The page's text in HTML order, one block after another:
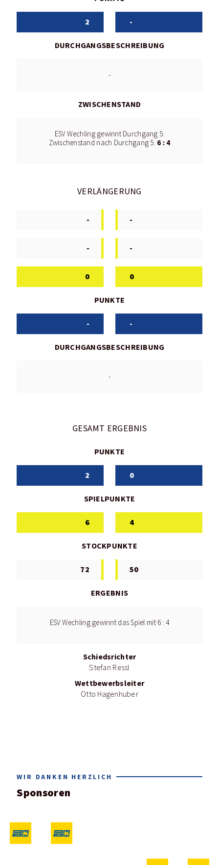
2 -
DURCHGANGSBESCHREIBUNG
-
ZWISCHENSTAND
ESV Wechling gewinnt Durchgang 5.
Zwischenstand nach Durchgang 5: 6 : 4
VERLÄNGERUNG
- -
- -
0 0
PUNKTE
- -
DURCHGANGSBESCHREIBUNG
-
GESAMT ERGEBNIS
PUNKTE
2 0
SPIELPUNKTE
6 4
STOCKPUNKTE
72 50
ERGEBNIS
ESV Wechling gewinnt das Spiel mit 6 : 4
Schiedsrichter
Stefan Ressl
Wettbewerbsleiter
Otto Hagenhuber
WIR DANKEN HERZLICH
Sponsoren